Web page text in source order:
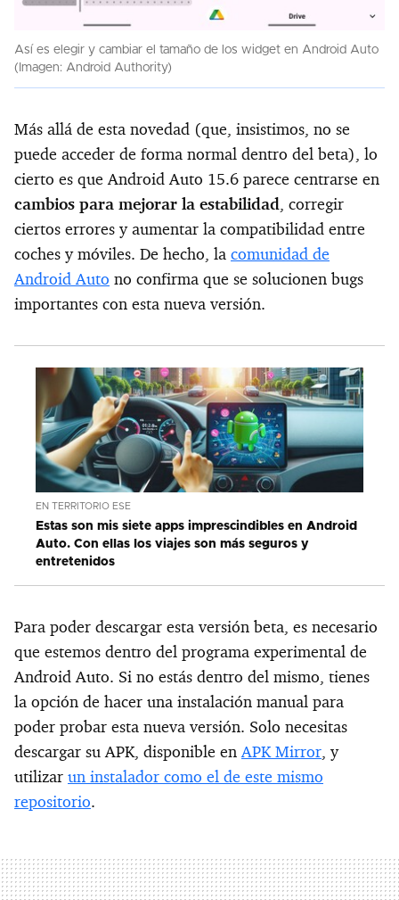
Así es elegir y cambiar el tamaño de los widget en Android Auto
(Imagen: Android Authority)
Más allá de esta novedad (que, insistimos, no se
puede acceder de forma normal dentro del beta), lo
cierto es que Android Auto 15.6 parece centrarse en
cambios para mejorar la estabilidad, corregir
ciertos errores y aumentar la compatibilidad entre
coches y móviles. De hecho, la comunidad de
Android Auto no confirma que se solucionen bugs
importantes con esta nueva versión.
EN TERRITORIO ESE
Estas son mis siete apps imprescindibles en Android
Auto. Con ellas los viajes son más seguros y
entretenidos
Para poder descargar esta versión beta, es necesario
que estemos dentro del programa experimental de
Android Auto. Si no estás dentro del mismo, tienes
la opción de hacer una instalación manual para
poder probar esta nueva versión. Solo necesitas
descargar su APK, disponible enAPK Mirror, y
utilizar un instalador como el de este mismo
repositorio.